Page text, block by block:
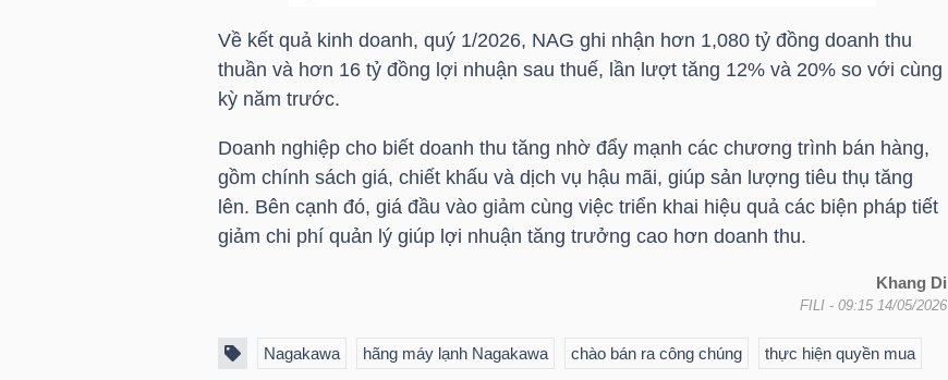
Về kết quả kinh doanh, quý 1/2026, NAG ghi nhận hơn 1,080 tỷ đồng doanh thu
thuần và hơn 16 tỷ đồng lợi nhuận sau thuế, lần lượt tăng 12% và 20% so với cùng
kỳ năm trước.
Doanh nghiệp cho biết doanh thu tăng nhờ đẩy mạnh các chương trình bán hàng,
gồm chính sách giá, chiết khấu và dịch vụ hậu mãi, giúp sản lượng tiêu thụ tăng
lên. Bên cạnh đó, giá đầu vào giảm cùng việc triển khai hiệu quả các biện pháp tiết
giảm chi phí quản lý giúp lợi nhuận tăng trưởng cao hơn doanh thu.
Khang Di
FILI - 09:15 14/05/2026
Nagakawa hãng máy lạnh Nagakawa chào bán ra công chúng thực hiện quyền mua